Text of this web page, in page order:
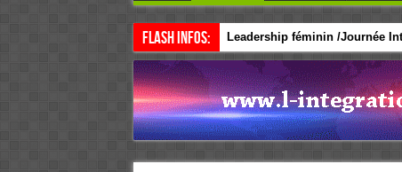
Flash Infos: Leadership féminin /Journée